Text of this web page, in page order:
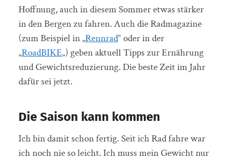
Hoffnung, auch in diesem Sommer etwas stärker
in den Bergen zu fahren. Auch die Radmagazine
(zum Beispiel in „Rennrad“ oder in der
„RoadBIKE„) geben aktuell Tipps zur Ernährung
und Gewichtsreduzierung. Die beste Zeit im Jahr
dafür sei jetzt.
Die Saison kann kommen
Ich bin damit schon fertig. Seit ich Rad fahre war
ich noch nie so leicht. Ich muss mein Gewicht nur